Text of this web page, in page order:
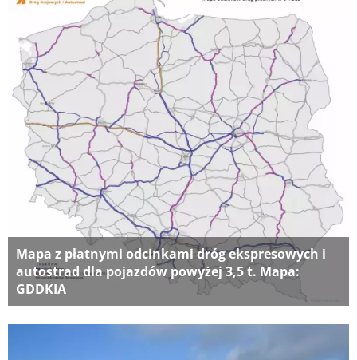
Mapa z płatnymi odcinkami dróg ekspresowych i
autostrad dla pojazdów powyżej 3,5 t. Mapa:
GDDKIA